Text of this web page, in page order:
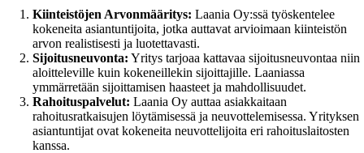
Kiinteistöjen Arvonmääritys: Laania Oy:ssä työskentelee
kokeneita asiantuntijoita, jotka auttavat arvioimaan kiinteistön
arvon realistisesti ja luotettavasti.
Sijoitusneuvonta: Yritys tarjoaa kattavaa sijoitusneuvontaa niin
aloitteleville kuin kokeneillekin sijoittajille. Laaniassa
ymmärretään sijoittamisen haasteet ja mahdollisuudet.
Rahoituspalvelut: Laania Oy auttaa asiakkaitaan
rahoitusratkaisujen löytämisessä ja neuvottelemisessa. Yrityksen
asiantuntijat ovat kokeneita neuvottelijoita eri rahoituslaitosten
kanssa.